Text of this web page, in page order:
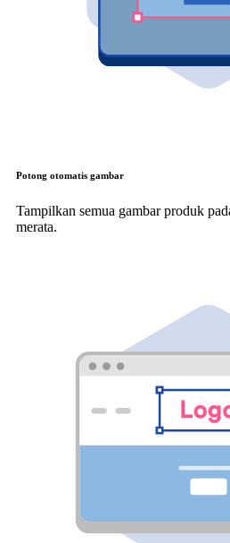
Potong otomatis gambar
Tampilkan semua gambar produk
merata.